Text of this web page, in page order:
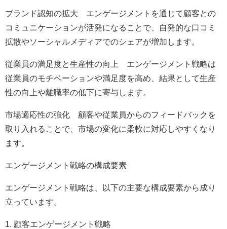
ブランド認知の拡大 エンゲージメントを通じて顧客との
コミュニケーションが活発になることで、自発的な口コミ
拡散やソーシャルメディアでのシェアが増加します。
従業員の満足度と生産性の向上 エンゲージメント戦略は
従業員のモチベーションや満足度を高め、結果として生産
性の向上や離職率の低下に寄与します。
市場適応性の強化 顧客や従業員からのフィードバックを
取り入れることで、市場の変化に柔軟に対応しやすくなり
ます。
エンゲージメント戦略の構成要素
エンゲージメント戦略は、以下の主要な構成要素から成り
立っています。
1. 顧客エンゲージメント戦略